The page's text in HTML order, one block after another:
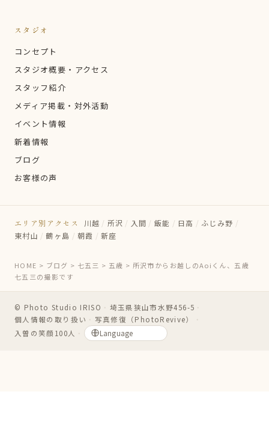
スタジオ
コンセプト
スタジオ概要・アクセス
スタッフ紹介
メディア掲載・対外活動
イベント情報
新着情報
ブログ
お客様の声
エリア別アクセス 川越 / 所沢 / 入間 / 飯能 / 日高 / ふじみ野 /
東村山 / 鶴ヶ島 / 朝霞 / 新座
HOME > ブログ > 七五三 > 五歳 > 所沢市からお越しのAoiくん、五歳
七五三の撮影です
© Photo Studio IRISO ・ 埼玉県狭山市水野456-5 ・
個人情報の取り扱い ・ 写真修復（PhotoRevive）
・
入曽の笑顔100人 ・